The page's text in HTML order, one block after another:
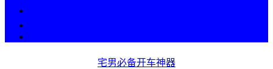
宅男必备开车神器